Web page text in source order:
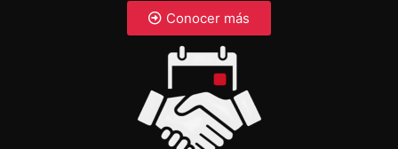
Conocer más